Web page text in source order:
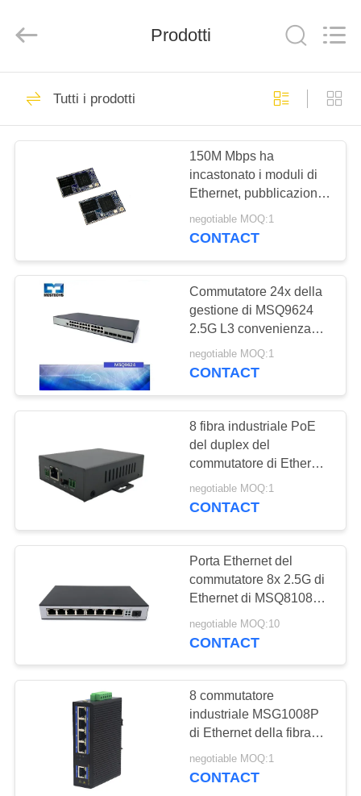
CASA
PRODOTTI
CIRCA
GIRO
DELLA
FABBRICA
CONTROLLO
DI
QUALITÀ
CONTATTICI
DEL
SITO
PRIVACY
POLICY
Technology.
Moduli incastonati di
commutatore di
Ethernet 2.5G
10
commutatore di
Ethernet 10G
Commutatore
industriale di
Ethernet
50
Prodotti
Tutti i prodotti
150M Mbps ha
incastonato i moduli di
Ethernet, pubblicazione
periodica industriale del
modulo di IOT ad
negotiable MOQ:1
CONTACT
Commutatore 24x della
gestione di MSQ9624
2.5G L3 convenienza
del commutatore di 6x +
di 2.5GT SFP+
negotiable MOQ:1
CONTACT
8 fibra industriale PoE
del duplex del
commutatore di Ethernet
del porto
10/100/1000Base-TX
negotiable MOQ:1
CONTACT
Porta Ethernet del
commutatore 8x 2.5G di
Ethernet di MSQ8108
2.5G con il commutatore
di 10G SFP+ su scala
negotiable MOQ:10
CONTACT
8 commutatore
industriale MSG1008P
di Ethernet della fibra
del duplex del porto
1000Base-TX
negotiable MOQ:1
CONTACT